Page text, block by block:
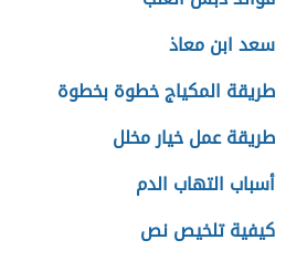
سعد ابن معاذ
طريقة المكياج خطوة بخطوة
طريقة عمل خيار مخلل
أسباب التهاب الدم
كيفية تلخيص نص